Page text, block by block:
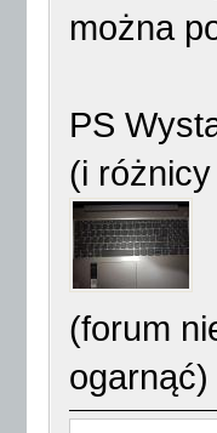
można
PS
(i
(forum
ogarnąć)